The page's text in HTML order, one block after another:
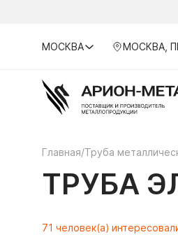
МОСКВА МОСКВА,
Главная/Труба
ТРУБА
71 человек(а)